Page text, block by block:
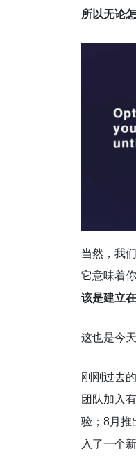
所以无论
当然，我
它意味着
该是建立
这也是今
刚刚过去
团队加入
验；8月推
入了一个